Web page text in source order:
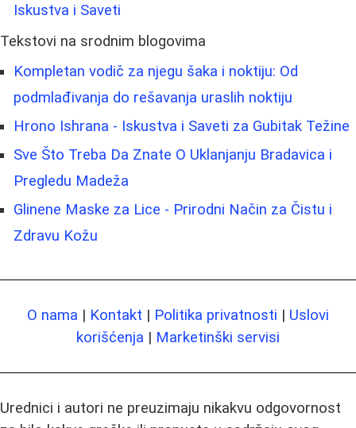
Iskustva i Saveti
Tekstovi na srodnim blogovima
Kompletan vodič za njegu šaka i noktiju: Od
podmlađivanja do rešavanja uraslih noktiju
Hrono Ishrana - Iskustva i Saveti za Gubitak Težine
Sve Što Treba Da Znate O Uklanjanju Bradavica i
Pregledu Madeža
Glinene Maske za Lice - Prirodni Način za Čistu i
Zdravu Kožu
O nama | Kontakt | Politika privatnosti | Uslovi
korišćenja | Marketinški servisi
Urednici i autori ne preuzimaju nikakvu odgovornost